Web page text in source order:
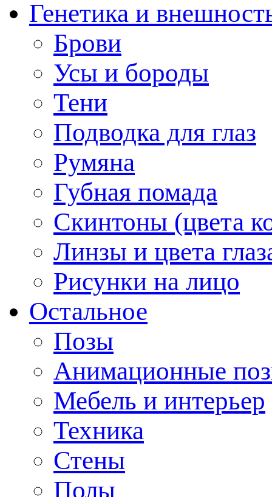
Генетика и
Брови
Усы и бороды
Тени
Подводка для глаз
Румяна
Губная помада
Скинтоны (цвета
Линзы и цвета
Рисунки на лицо
Остальное
Позы
Анимационные
Мебель и интерьер
Техника
Стены
Полы